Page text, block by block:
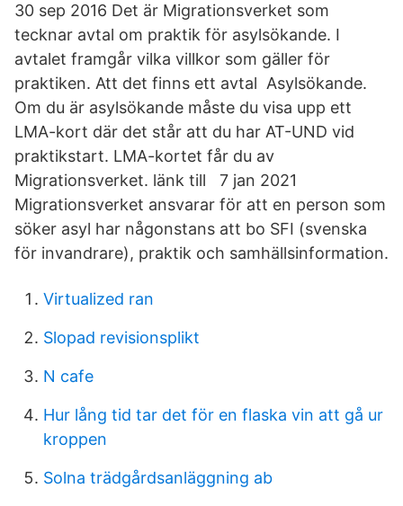
30 sep 2016 Det är Migrationsverket som
tecknar avtal om praktik för asylsökande. I
avtalet framgår vilka villkor som gäller för
praktiken. Att det finns ett avtal Asylsökande.
Om du är asylsökande måste du visa upp ett
LMA-kort där det står att du har AT-UND vid
praktikstart. LMA-kortet får du av
Migrationsverket. länk till 7 jan 2021
Migrationsverket ansvarar för att en person som
söker asyl har någonstans att bo SFI (svenska
för invandrare), praktik och samhällsinformation.
Virtualized ran
Slopad revisionsplikt
N cafe
Hur lång tid tar det för en flaska vin att gå ur
kroppen
Solna trädgårdsanläggning ab